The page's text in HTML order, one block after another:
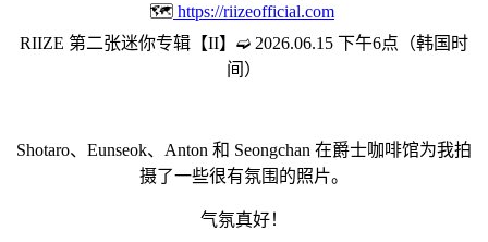
🗺️ https://riizeofficial.com
RIIZE 第二张迷你专辑【II】➫ 2026.06.15 下午6点（韩国时
间）
Shotaro、Eunseok、Anton 和 Seongchan 在爵士咖啡馆为我拍
摄了一些很有氛围的照片。
气氛真好！